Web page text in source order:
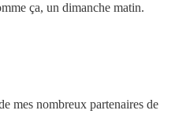
ça, un dimanche matin.
mes nombreux partenaires de